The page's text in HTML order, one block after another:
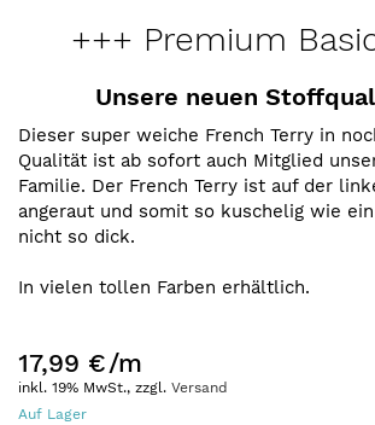
springen+++ Premium
Unsere neuen
Dieser super weiche French Terry in
Qualität ist ab sofort auch Mitglied
Familie. Der French Terry ist auf der
angeraut und somit so kuschelig wie
nicht so dick.
In vielen tollen Farben erhältlich.
17,99 €/m
inkl. 19% MwSt., zzgl. Versand
Auf Lager